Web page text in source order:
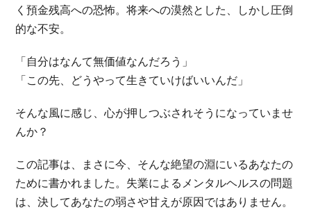
く預金残高への恐怖。将来への漠然とした、しかし圧倒
的な不安。
「自分はなんて無価値なんだろう」
「この先、どうやって生きていけばいいんだ」
そんな風に感じ、心が押しつぶされそうになっていませ
んか？
この記事は、まさに今、そんな絶望の淵にいるあなたの
ために書かれました。失業によるメンタルヘルスの問題
は、決してあなたの弱さや甘えが原因ではありません。